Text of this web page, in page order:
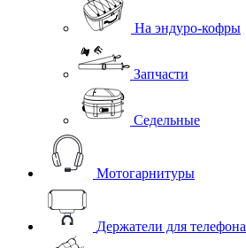
На эндуро-кофры
Запчасти
Седельные
Мотогарнитуры
Держатели для телефона